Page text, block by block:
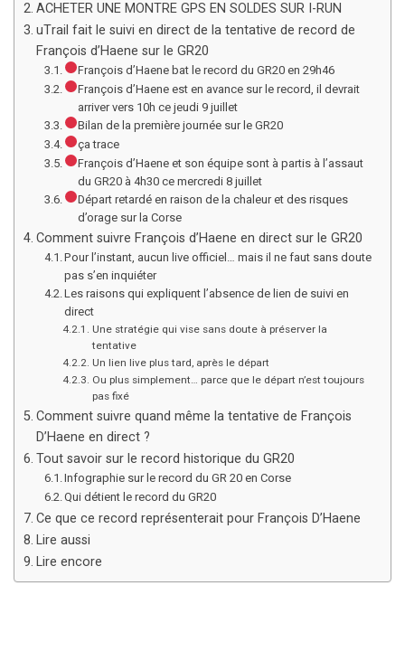
ACHETER UNE MONTRE GPS EN SOLDES SUR I-RUN
uTrail fait le suivi en direct de la tentative de record de
François d’Haene sur le GR20
François d’Haene bat le record du GR20 en 29h46
François d’Haene est en avance sur le record, il devrait
arriver vers 10h ce jeudi 9 juillet
Bilan de la première journée sur le GR20
ça trace
François d’Haene et son équipe sont à partis à l’assaut
du GR20 à 4h30 ce mercredi 8 juillet
Départ retardé en raison de la chaleur et des risques
d’orage sur la Corse
Comment suivre François d’Haene en direct sur le GR20
Pour l’instant, aucun live officiel… mais il ne faut sans doute
pas s’en inquiéter
Les raisons qui expliquent l’absence de lien de suivi en
direct
Une stratégie qui vise sans doute à préserver la
tentative
Un lien live plus tard, après le départ
Ou plus simplement… parce que le départ n’est toujours
pas fixé
Comment suivre quand même la tentative de François
D’Haene en direct ?
Tout savoir sur le record historique du GR20
Infographie sur le record du GR 20 en Corse
Qui détient le record du GR20
Ce que ce record représenterait pour François D’Haene
Lire aussi
Lire encore